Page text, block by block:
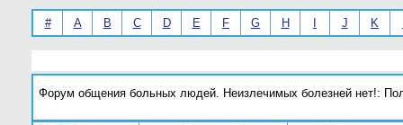
# A B C D E F G H J K
Форум общения больных людей. Неизлечимых болезней нет!: